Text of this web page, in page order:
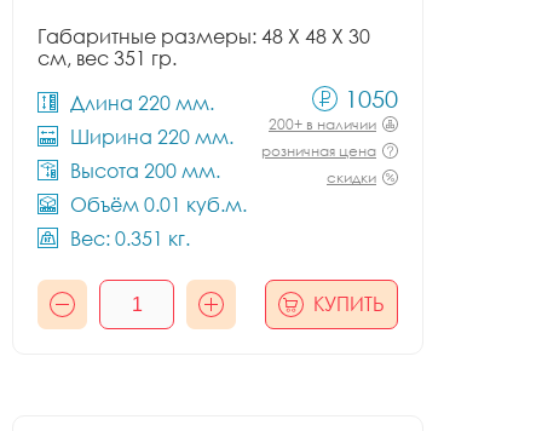
Габаритные размеры: 48 X 48 X 30
см, вес 351 гр.
Длина 220 мм.
Ширина 220 мм.
Высота 200 мм.
Объём 0.01 куб.м.
Вес: 0.351 кг.
1050
200+ в наличии
розничная цена
скидки
КУПИТЬ